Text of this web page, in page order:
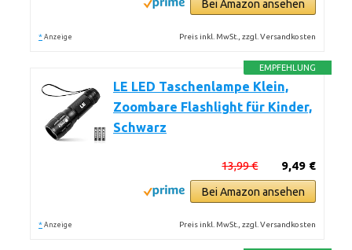
Bei Amazon ansehen
* Anzeige Preis inkl. MwSt., zzgl. Versandkosten
EMPFEHLUNG
LE LED Taschenlampe Klein,
Zoombare Flashlight für Kinder,
Schwarz
9,49 €
13,99 €
Bei Amazon ansehen
* Anzeige Preis inkl. MwSt., zzgl. Versandkosten